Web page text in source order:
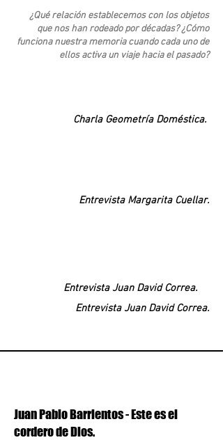
¿Qué relación establecemos con los objetos
que nos han rodeado por décadas? ¿Cómo
funciona nuestra memoria cuando cada uno de
ellos activa un viaje hacia el pasado?
Charla Geometría Doméstica.
Entrevista Margarita Cuellar.
Entrevista Juan David Correa.
Entrevista Juan David Correa.
Juan Pablo Barrientos - Este es el
cordero de Dios.